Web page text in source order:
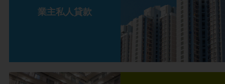
業主私人貸款